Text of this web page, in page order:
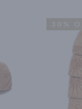
30%